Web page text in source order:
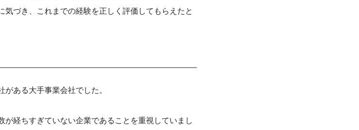
気づき、これまでの経験を正しく評価してもらえたと
ある大手事業会社でした。
が経ちすぎていない企業であることを重視していまし